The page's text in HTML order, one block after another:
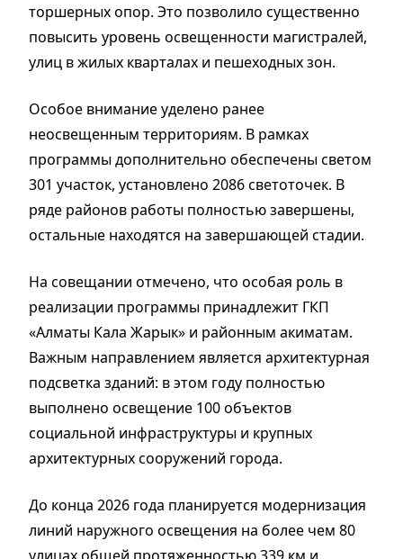
торшерных опор. Это позволило существенно
повысить уровень освещенности магистралей,
улиц в жилых кварталах и пешеходных зон.
Особое внимание уделено ранее
неосвещенным территориям. В рамках
программы дополнительно обеспечены светом
301 участок, установлено 2086 светоточек. В
ряде районов работы полностью завершены,
остальные находятся на завершающей стадии.
На совещании отмечено, что особая роль в
реализации программы принадлежит ГКП
«Алматы Кала Жарык» и районным акиматам.
Важным направлением является архитектурная
подсветка зданий: в этом году полностью
выполнено освещение 100 объектов
социальной инфраструктуры и крупных
архитектурных сооружений города.
До конца 2026 года планируется модернизация
линий наружного освещения на более чем 80